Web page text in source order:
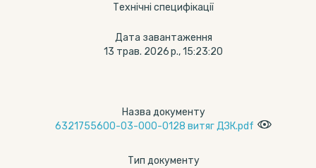
Технічні специфікації
Дата завантаження
13 трав. 2026 р., 15:23:20
Назва документу
6321755600-03-000-0128 витяг ДЗК.pdf
Тип документу